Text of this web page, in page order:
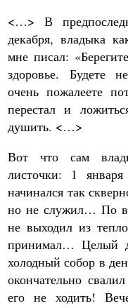
<…> В
декабря, владыка
мне писал:
здоровье. Будете
очень пожалеете
перестал и
душить. <…>
Вот что сам
листочки: 1
начинался так
но не служил… По
не выходил из
принимал… Целый
холодный собор в
окончательно
его не ходить!